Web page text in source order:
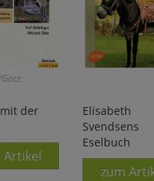
der
Artikel
Elisabeth
Svendsens
Eselbuch
zum